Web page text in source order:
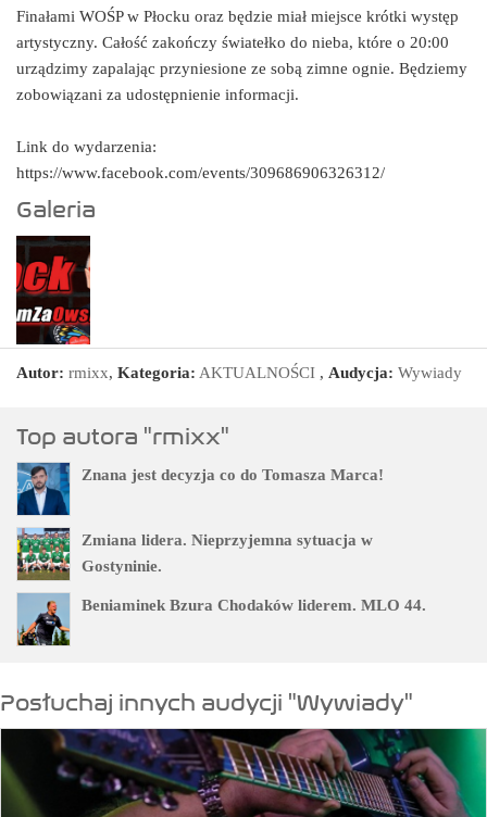
Finałami WOŚP w Płocku oraz będzie miał miejsce krótki występ
artystyczny. Całość zakończy światełko do nieba, które o 20:00
urządzimy zapalając przyniesione ze sobą zimne ognie. Będziemy
zobowiązani za udostępnienie informacji.
Link do wydarzenia:
https://www.facebook.com/events/309686906326312/
Galeria
Autor: rmixx, Kategoria: AKTUALNOŚCI , Audycja: Wywiady
Top autora "rmixx"
Znana jest decyzja co do Tomasza Marca!
Zmiana lidera. Nieprzyjemna sytuacja w
Gostyninie.
Beniaminek Bzura Chodaków liderem. MLO 44.
Posłuchaj innych audycji "Wywiady"